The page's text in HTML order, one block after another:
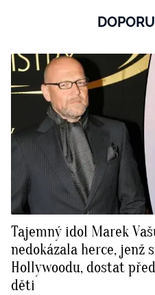
Tajemný idol Marek
nedokázala herce, jenž
Hollywoodu, dostat
děti